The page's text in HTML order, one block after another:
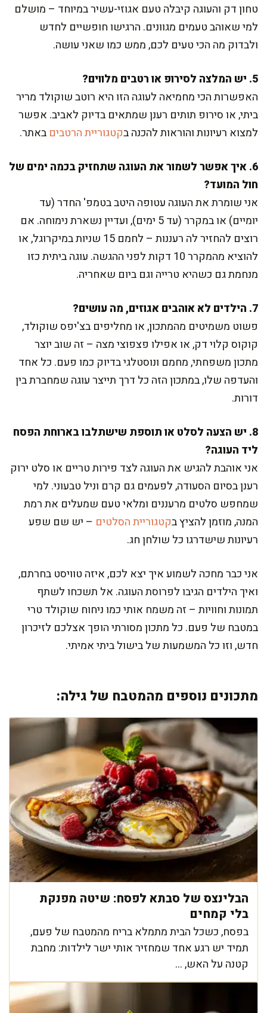
טחון דק והעוגה קיבלה טעם אגוזי-עשיר במיוחד – מושלם
למי שאוהב טעמים מגוונים. הרגישו חופשיים לחדש
ולבדוק מה הכי טעים לכם, ממש כמו שאני עושה.
5. יש המלצה לסירופ או רטבים מלווים?
האפשרות הכי מחמיאה לעוגה הזו היא רוטב שוקולד מריר
ביתי, או סירופ תותים רענן שמתאים בדיוק לאביב. אפשר
למצוא רעיונות והוראות להכנה בקטגוריית הרטבים באתר.
6. איך אפשר לשמור את העוגה שתחזיק בכמה ימים של
חול המועד?
אני שומרת את העוגה עטופה היטב בטמפ' החדר (עד
יומיים) או במקרר (עד 5 ימים), ועדיין נשארת נימוחה. אם
רוצים להחזיר לה רעננות – לחמם 15 שניות במיקרוגל, או
להוציא מהמקרר 10 דקות לפני ההגשה. עוגה ביתית כזו
מנחמת גם כשהיא טרייה וגם ביום שאחריה.
7. הילדים לא אוהבים אגוזים, מה עושים?
פשוט משמיטים מהמתכון, או מחליפים בצ'יפס שוקולד,
קוקוס קלוי דק, או אפילו פצפוצי מצה – זה שוב יוצר
מתכון משפחתי, מחמם ונוסטלגי בדיוק כמו פעם. כל אחד
והעדפה שלו, במתכון הזה כל דרך תייצר עוגה שמחברת בין
דורות.
8. יש הצעה לסלט או תוספת שישתלבו בארוחת הפסח
ליד העוגה?
אני אוהבת להגיש את העוגה לצד פירות טריים או סלט ירוק
רענן בסיום הסעודה, לפעמים גם קרם וניל טבעוני. למי
שמחפש סלטים מרעננים ומלאי טעם שמעלים את רמת
המנה, מוזמן להציץ בקטגוריית הסלטים – יש שם שפע
רעיונות שישדרגו כל שולחן חג.
אני כבר מחכה לשמוע איך יצא לכם, איזה טוויסט בחרתם,
ואיך הילדים הגיבו לפרוסת העוגה. אל תשכחו לשתף
תמונות וחוויות – זה משמח אותי כמו ניחוח שוקולד טרי
במטבח של פעם. כל מתכון מסורתי הופך אצלכם לזיכרון
חדש, וזו כל המשמעות של בישול ביתי אמיתי.
מתכונים נוספים מהמטבח של גילה:
הבלינצס של סבתא לפסח: שיטה מפנקת
בלי קמחים
בפסח, כשכל הבית מתמלא בריח מהמטבח של פעם,
תמיד יש רגע אחד שמחזיר אותי ישר לילדות: מחבת
קטנה על האש, ...